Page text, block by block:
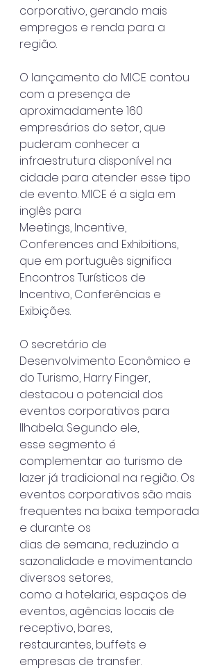
corporativo, gerando mais
empregos e renda para a
região.
O lançamento do MICE contou
com a presença de
aproximadamente 160
empresários do setor, que
puderam conhecer a
infraestrutura disponível na
cidade para atender esse tipo
de evento. MICE é a sigla em
inglês para
Meetings, Incentive,
Conferences and Exhibitions,
que em português significa
Encontros Turísticos de
Incentivo, Conferências e
Exibições.
O secretário de
Desenvolvimento Econômico e
do Turismo, Harry Finger,
destacou o potencial dos
eventos corporativos para
Ilhabela. Segundo ele,
esse segmento é
complementar ao turismo de
lazer já tradicional na região. Os
eventos corporativos são mais
frequentes na baixa temporada
e durante os
dias de semana, reduzindo a
sazonalidade e movimentando
diversos setores,
como a hotelaria, espaços de
eventos, agências locais de
receptivo, bares,
restaurantes, buffets e
empresas de transfer.